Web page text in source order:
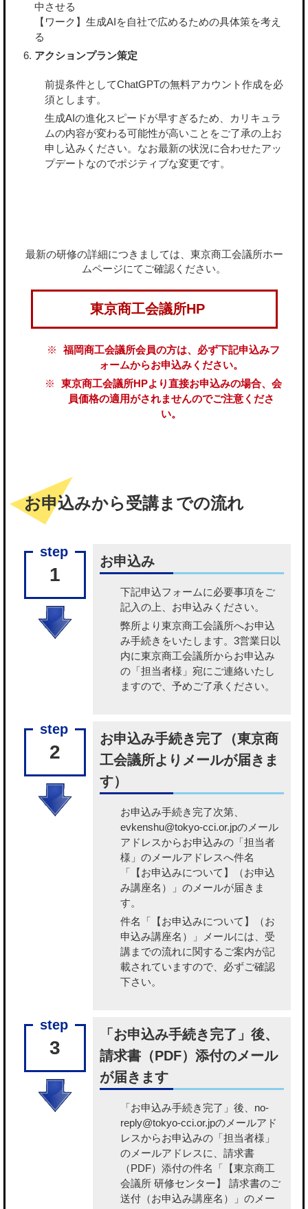
中させる
【ワーク】生成AIを自社で広めるための具体策を考え
る
アクションプラン策定
前提条件としてChatGPTの無料アカウント作成を必
須とします。
生成AIの進化スピードが早すぎるため、カリキュラ
ムの内容が変わる可能性が高いことをご了承の上お
申し込みください。なお最新の状況に合わせたアッ
プデートなのでポジティブな変更です。
最新の研修の詳細につきましては、東京商工会議所ホー
ムページにてご確認ください。
東京商工会議所HP
福岡商工会議所会員の方は、必ず下記申込みフ
ォームからお申込みください。
東京商工会議所HPより直接お申込みの場合、会
員価格の適用がされませんのでご注意くださ
い。
お申込みから受講までの流れ
1
お申込み
下記申込フォームに必要事項をご
記入の上、お申込みください。
弊所より東京商工会議所へお申込
み手続きをいたします。3営業日以
内に東京商工会議所からお申込み
の「担当者様」宛にご連絡いたし
ますので、予めご了承ください。
2
お申込み手続き完了（東京商
工会議所よりメールが届きま
す）
お申込み手続き完了次第、
evkenshu@tokyo-cci.or.jpのメール
アドレスからお申込みの「担当者
様」のメールアドレスへ件名
「【お申込みについて】（お申込
み講座名）」のメールが届きま
す。
件名「【お申込みについて】（お
申込み講座名）」メールには、受
講までの流れに関するご案内が記
載されていますので、必ずご確認
下さい。
3
「お申込み手続き完了」後、
請求書（PDF）添付のメール
が届きます
「お申込み手続き完了」後、no-
reply@tokyo-cci.or.jpのメールアド
レスからお申込みの「担当者様」
のメールアドレスに、請求書
（PDF）添付の件名「【東京商工
会議所 研修センター】 請求書のご
送付（お申込み講座名）」のメー